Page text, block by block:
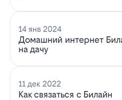
14 янв 2024
Домашний интернет
на дачу
11 дек 2022
Как связаться с Билайн